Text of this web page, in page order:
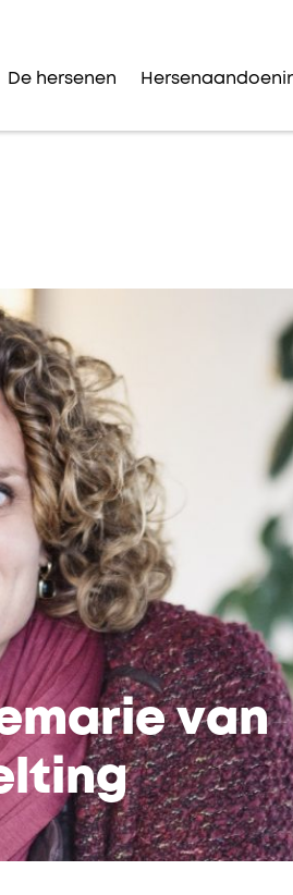
De hersenen
van